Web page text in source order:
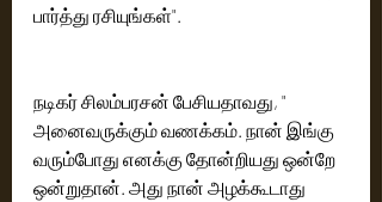
பார்த்து ரசியுங்கள்".
நடிகர் சிலம்பரசன் பேசியதாவது, "
அனைவருக்கும் வணக்கம். நான் இங்கு
வரும்போது எனக்கு தோன்றியது ஒன்றே
ஒன்றுதான். அது நான் அழக்கூடாது